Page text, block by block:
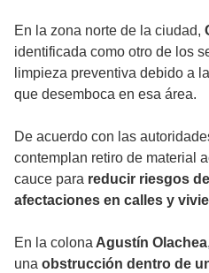
En la zona norte de la ciudad,
identificada como otro de los
limpieza preventiva debido a
que desemboca en esa área.
De acuerdo con las
contemplan retiro de material
cauce para reducir riesgos
afectaciones en calles y
En la colonaAgustín Olachea
una obstrucción dentro de